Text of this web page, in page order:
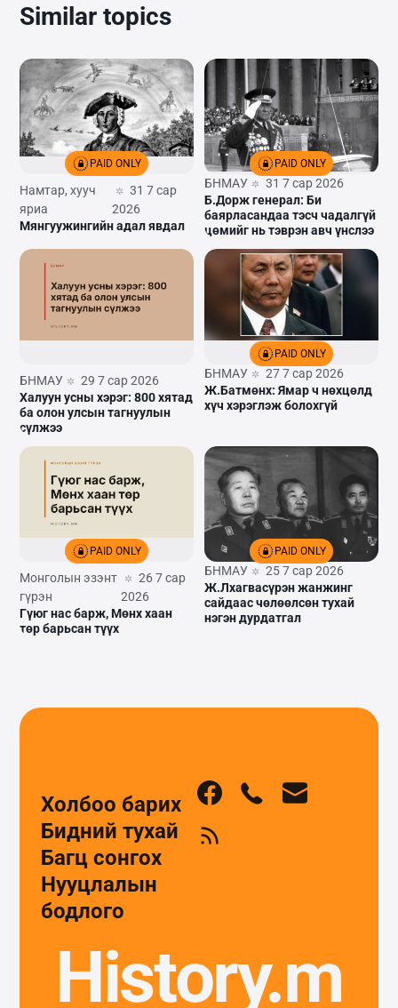
Similar topics
PAID ONLY
Намтар, хууч
яриа
31 7 сар
2026
Мянгуужингийн адал явдал
PAID ONLY
БНМАУ
31 7 сар 2026
Б.Дорж генерал: Би
баярласандаа тэсч чадалгүй
цөмийг нь тэврэн авч үнслээ
БНМАУ
29 7 сар 2026
Халуун усны хэрэг: 800 хятад
ба олон улсын тагнуулын
сүлжээ
PAID ONLY
БНМАУ
27 7 сар 2026
Ж.Батмөнх: Ямар ч нөхцөлд
хүч хэрэглэж болохгүй
PAID ONLY
Монголын эзэнт
гүрэн
26 7 сар
2026
Гүюг нас барж, Мөнх хаан
төр барьсан түүх
PAID ONLY
БНМАУ
25 7 сар 2026
Ж.Лхагвасүрэн жанжинг
сайдаас чөлөөлсөн тухай
нэгэн дурдатгал
Холбоо барих
Бидний тухай
Багц сонгох
Нууцлалын
бодлого
History.m